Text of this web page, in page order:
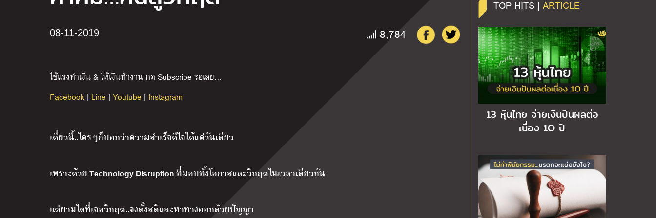
08-11-2019 8,784
ใช้แรงทำเงิน&ให้เงินทำงาน กด Subscribe รอเลย…
Facebook | Line | Youtube | Instagram
เดี๋ยวนี้..ใครๆก็บอกว่าความสำเร็จดีใจได้แค่วันเดียว
เพราะด้วย Technology Disruption ที่มอบทั้งโอกาสและวิกฤตในเวลาเดียวกัน
แต่ยามใดที่เจอวิกฤต..จงตั้งสติและหาทางออกด้วยปัญญา
TOP HITS | ARTICLE
13 หุ้นไทย จ่ายเงินปันผลต่อ
เนื่อง 1O ปี